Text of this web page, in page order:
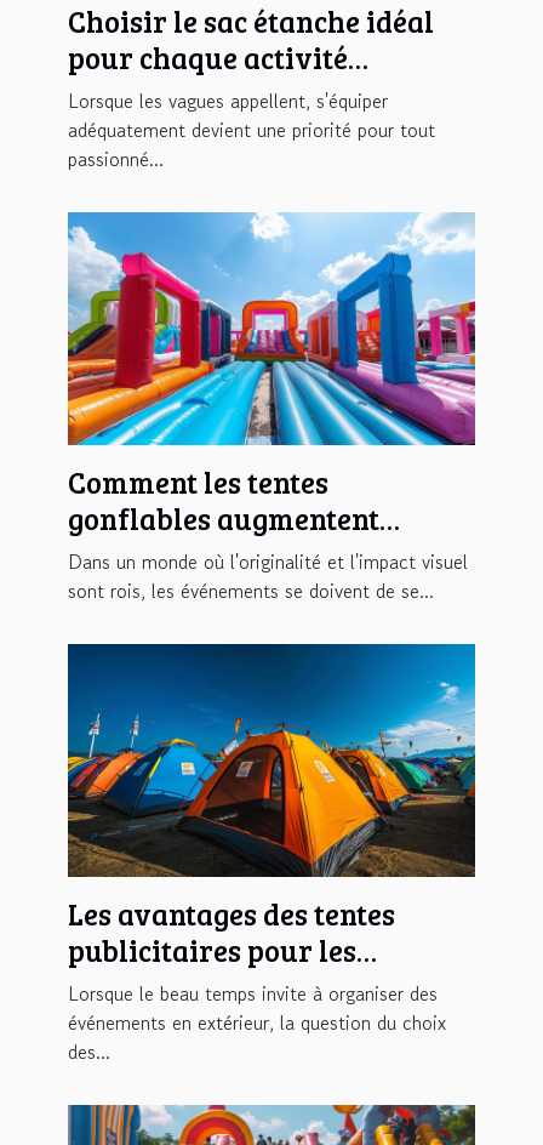
Choisir le sac étanche idéal
pour chaque activité
nautique
Lorsque les vagues appellent, s'équiper
adéquatement devient une priorité pour tout
passionné...
Comment les tentes
gonflables augmentent
l'impact visuel des
événements
Dans un monde où l'originalité et l'impact visuel
sont rois, les événements se doivent de se...
Les avantages des tentes
publicitaires pour les
événements en plein air
Lorsque le beau temps invite à organiser des
événements en extérieur, la question du choix
des...